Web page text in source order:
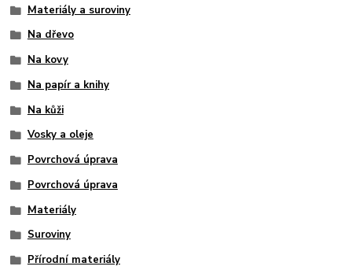
Materiály a suroviny
Na dřevo
Na kovy
Na papír a knihy
Na kůži
Vosky a oleje
Povrchová úprava
Povrchová úprava
Materiály
Suroviny
Přírodní materiály